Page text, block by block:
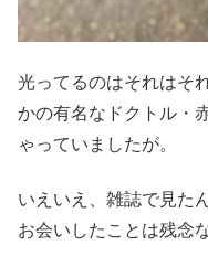
光ってるのはそれはそ
かの有名なドクトル・
ゃっていましたが。
いえいえ、雑誌で見た
お会いしたことは残念